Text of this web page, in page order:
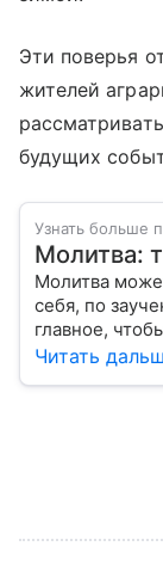
Эти поверья
жителей
будущих
Узнать больше
Молитва:
Молитва
себя, по
главное,
значении
Читать